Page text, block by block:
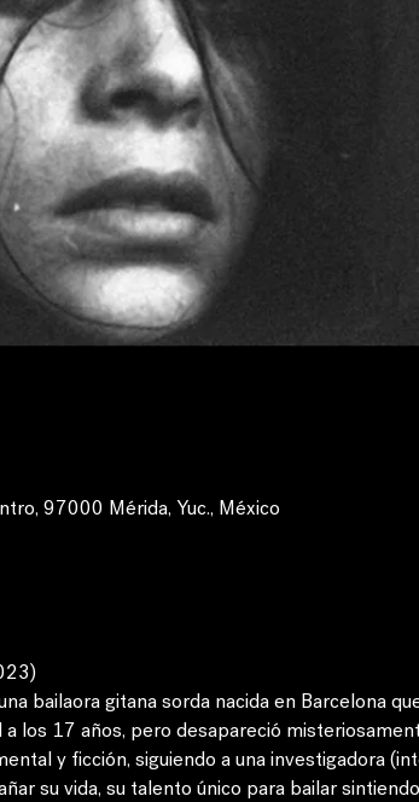
97000 Mérida, Yuc., México
bailaora gitana sorda nacida en Barcelona
los 17 años, pero desapareció
y ficción, siguiendo a una investigadora
su vida, su talento único para bailar